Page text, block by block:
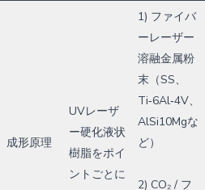
成形原理
UVレーザ
ー硬化液状
樹脂をポイ
ントごとに
1) ファイバ
ーレーザー
溶融金属粉
末（SS、
Ti‑6Al‑4V、
AlSi10Mgな
ど）
2) CO₂ / フ